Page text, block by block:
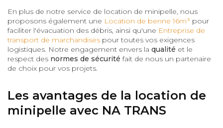
En plus de notre service de location de minipelle, nous
proposons également une Location de benne 16m³ pour
faciliter l'évacuation des débris, ainsi qu'une Entreprise de
transport de marchandises pour toutes vos exigences
logistiques. Notre engagement envers la qualité et le
respect des normes de sécurité fait de nous un partenaire
de choix pour vos projets.
Les avantages de la location de
minipelle avec NA TRANS